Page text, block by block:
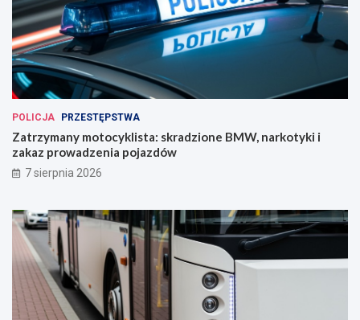
POLICJA PRZESTĘPSTWA
Zatrzymany motocyklista: skradzione BMW, narkotyki i
zakaz prowadzenia pojazdów
7 sierpnia 2026